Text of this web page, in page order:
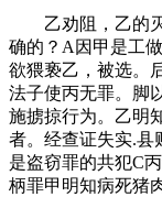
乙劝阻，乙的灭
确的？A因甲是工
欲猥亵乙，被选。
法子使丙无罪。脚
施掳掠行为。乙明
者。经查证失实.县
是盗窃罪的共犯C
柄罪甲明知病死猪